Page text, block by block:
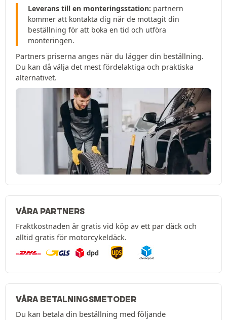
Leverans till en monteringsstation: partnern
kommer att kontakta dig när de mottagit din
beställning för att boka en tid och utföra
monteringen.
Partners priserna anges när du lägger din beställning.
Du kan då välja det mest fördelaktiga och praktiska
alternativet.
VÅRA PARTNERS
Fraktkostnaden är gratis vid köp av ett par däck och
alltid gratis för motorcykeldäck.
VÅRA BETALNINGSMETODER
Du kan betala din beställning med följande